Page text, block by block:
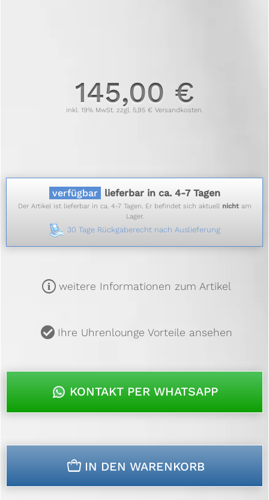
145,00 €
inkl. 19% MwSt. zzgl. 5,95 € Versandkosten.
verfügbar lieferbar in ca. 4-7 Tagen
Der Artikel ist lieferbar in ca. 4-7 Tagen. Er befindet sich aktuell nichtam
Lager.
30 Tage Rückgaberecht nach Auslieferung
m weitere Informationen zum Artikel
u Ihre Uhrenlounge Vorteile ansehen
KONTAKT PER WHATSAPP
n IN DEN WARENKORB